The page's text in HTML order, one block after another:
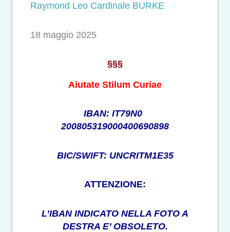
Raymond Leo Cardinale BURKE
18 maggio 2025
§§§
Aiutate Stilum Curiae
IBAN: IT79N0
200805319000400690898
BIC/SWIFT: UNCRITM1E35
ATTENZIONE:
L’IBAN INDICATO NELLA FOTO A
DESTRA E’ OBSOLETO.